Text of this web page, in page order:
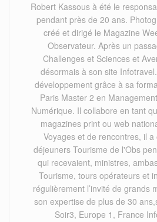
Robert Kassous à été le
pendant près de 20 ans.
créé et dirigé le Magazine
Observateur. Après un
Challenges et Sciences et
désormais à son site
développement grâce à sa
Paris Master 2 en
Numérique. Il collabore en tant
magazines print ou web
Voyages et de rencontres, il
déjeuners Tourisme de l'Obs
qui recevaient, ministres,
Tourisme, tours opérateurs et
régulièrement l’invité de grands
son expertise de plus de 30
Soir3, Europe 1, France